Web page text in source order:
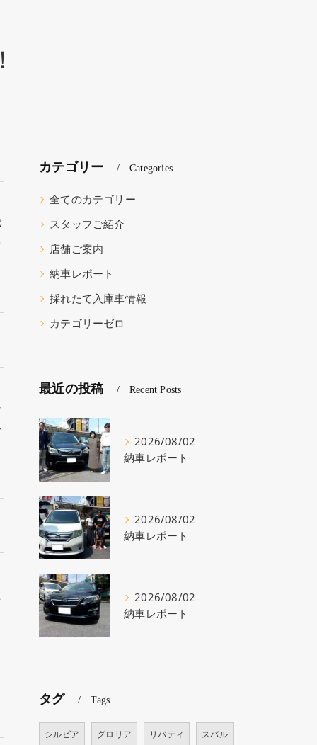
カテゴリー Categories
全てのカテゴリー
スタッフご紹介
店舗ご案内
納車レポート
採れたて入庫車情報
カテゴリーゼロ
最近の投稿 Recent Posts
2026/08/02
納車レポート
2026/08/02
納車レポート
2026/08/02
納車レポート
タグ Tags
シルビア グロリア リバティ スバル